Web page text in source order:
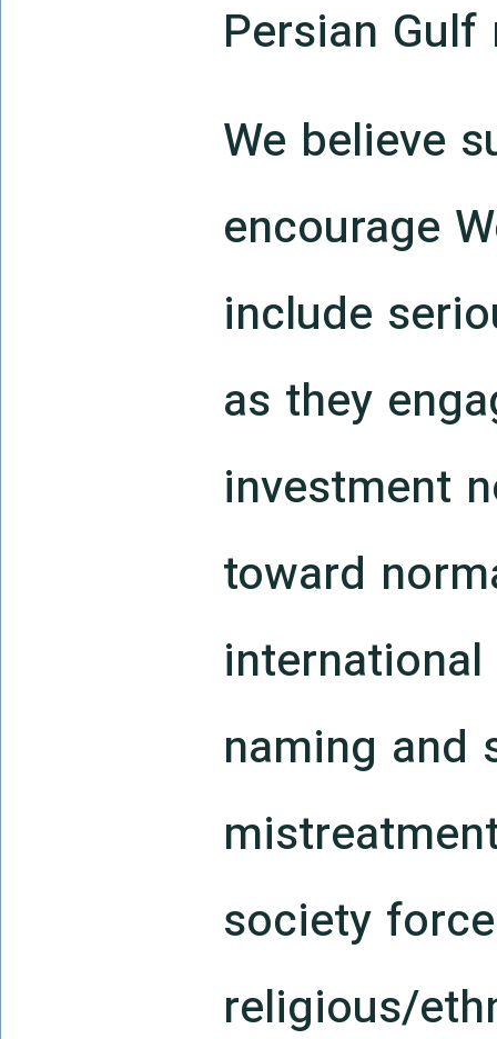
Persian
We believe
encourage
include
as they
investment
toward
naming and
society
religious/